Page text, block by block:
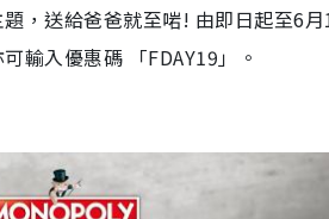
，送給爸爸就至啱! 由即日起‪‪至6月
輸入優惠碼 「FDAY19」。